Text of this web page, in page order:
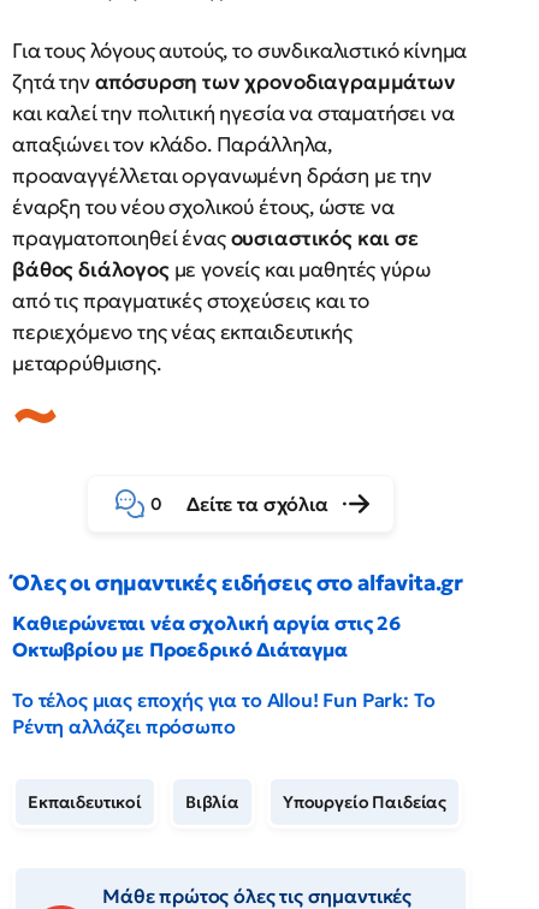
Για τους λόγους αυτούς, το συνδικαλιστικό κίνημα
ζητά τηναπόσυρση των χρονοδιαγραμμάτων
και καλεί την πολιτική ηγεσία να σταματήσει να
απαξιώνει τον κλάδο. Παράλληλα,
προαναγγέλλεται οργανωμένη δράση με την
έναρξη του νέου σχολικού έτους, ώστε να
πραγματοποιηθεί έναςουσιαστικός και σε
βάθος διάλογοςμε γονείς και μαθητές γύρω
από τις πραγματικές στοχεύσεις και το
περιεχόμενο της νέας εκπαιδευτικής
μεταρρύθμισης.
0 Δείτε τα σχόλια
Όλες οι σημαντικές ειδήσεις στο alfavita.gr
Καθιερώνεται νέα σχολική αργία στις 26
Οκτωβρίου με Προεδρικό Διάταγμα
Το τέλος μιας εποχής για το Allou! Fun Park: Το
Ρέντη αλλάζει πρόσωπο
Εκπαιδευτικοί Βιβλία Υπουργείο Παιδείας
Μάθε πρώτος όλες τις σημαντικές